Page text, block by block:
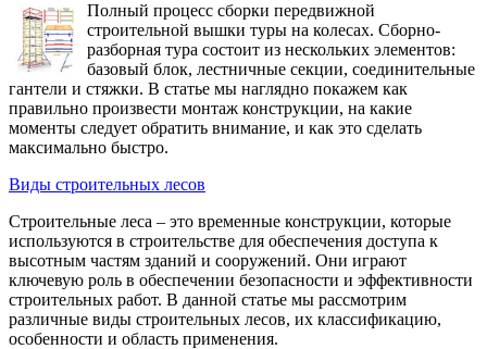
Полный процесс сборки передвижной
строительной вышки туры на колесах. Сборно-
разборная тура состоит из нескольких элементов:
базовый блок, лестничные секции, соединительные
гантели и стяжки. В статье мы наглядно покажем как
правильно произвести монтаж конструкции, на какие
моменты следует обратить внимание, и как это сделать
максимально быстро.
Виды строительных лесов
Строительные леса – это временные конструкции, которые
используются в строительстве для обеспечения доступа к
высотным частям зданий и сооружений. Они играют
ключевую роль в обеспечении безопасности и эффективности
строительных работ. В данной статье мы рассмотрим
различные виды строительных лесов, их классификацию,
особенности и область применения.